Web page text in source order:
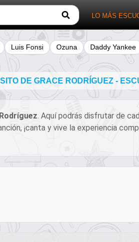
LO MÁS
Luis Fonsi Ozuna Daddy Yankee
DE GRACE RODRÍGUEZ -
. Aquí podrás disfrutar de
¡canta y vive la experiencia